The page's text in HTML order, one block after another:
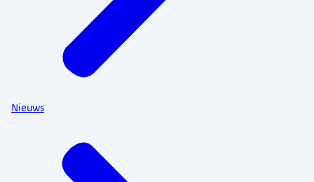
Nieuws